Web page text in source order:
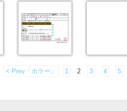
< Prev「ホラー」 1 2 3 4 5